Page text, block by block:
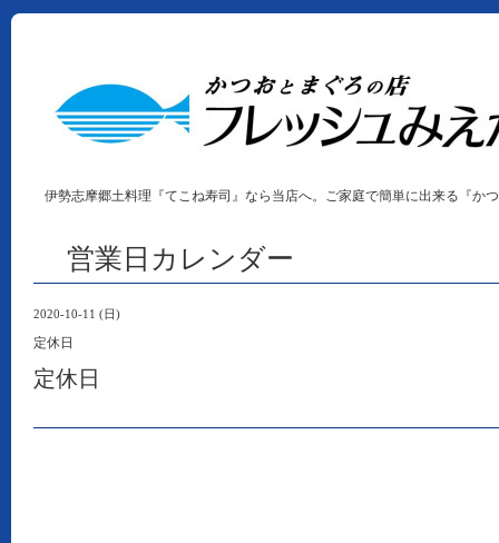
伊勢志摩郷土料理『てこね寿司』なら当店へ。ご家庭で簡単に出来る『か
営業日カレンダー
2020-10-11 (日)
定休日
定休日